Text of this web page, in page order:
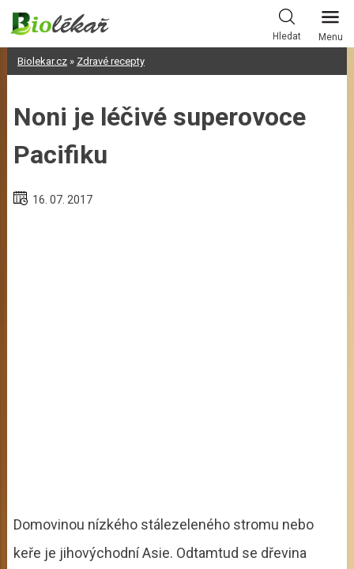
Skip
content
Hledat Menu
Biolekar.cz» Zdravé recepty
Noni je léčivé superovoce
Pacifiku
16. 07. 2017
Domovinou nízkého stálezeleného stromu nebo
keře je jihovýchodní Asie. Odtamtud se dřevina